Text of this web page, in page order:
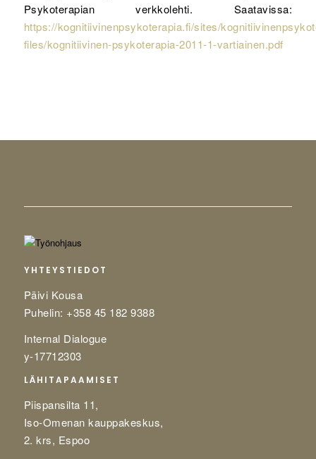
Psykoterapian verkkolehti. Saatavissa:
https://kognitiivinenpsykoterapia.fi/sites/
files/kognitiivinen-psykoterapia-2011-1-vartiainen.pdf
YHTEYSTIEDOT
Päivi Kousa
Puhelin: +358 45 182 9388
Internal Dialogue
y-17712303
LÄHITAPAAMISET
Piispansilta 11,
Iso-Omenan kauppakeskus,
2. krs, Espoo